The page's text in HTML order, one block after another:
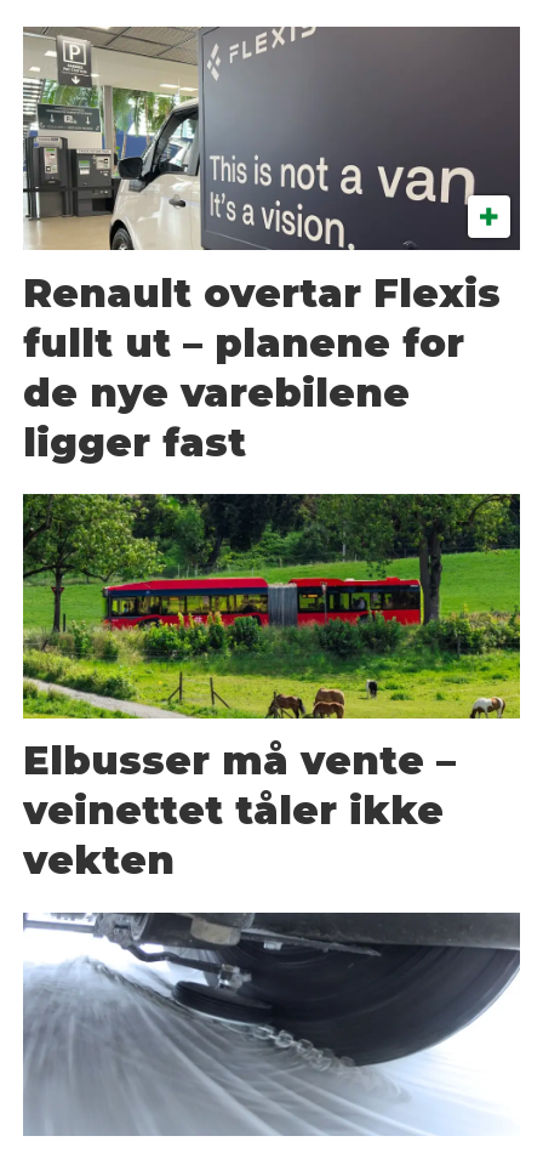
Renault overtar Flexis
fullt ut – planene for
de nye varebilene
ligger fast
Elbusser må vente –
veinettet tåler ikke
vekten